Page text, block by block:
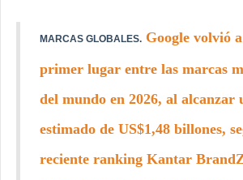
MARCAS GLOBALES. Google volvió
primer lugar entre las marcas
del mundo en 2026, al alcanzar
estimado de US$1,48 billones,
reciente ranking Kantar